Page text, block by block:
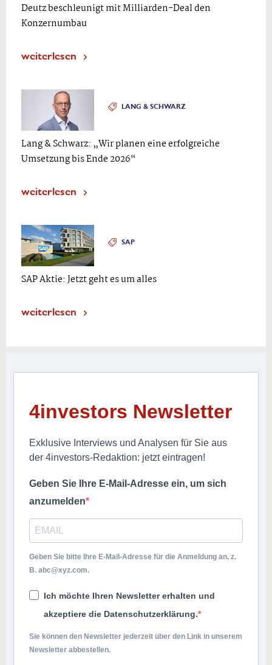
Deutz beschleunigt mit Milliarden-Deal den
Konzernumbau
weiterlesen
LANG & SCHWARZ
Lang & Schwarz: „Wir planen eine erfolgreiche
Umsetzung bis Ende 2026“
weiterlesen
SAP
SAP Aktie: Jetzt geht es um alles
weiterlesen
4investors Newsletter
Exklusive Interviews und Analysen für Sie aus
der 4investors-Redaktion: jetzt eintragen!
Geben Sie Ihre E-Mail-Adresse ein, um sich
anzumelden
Geben Sie bitte Ihre E-Mail-Adresse für die Anmeldung an, z.
B. abc@xyz.com.
Ich möchte Ihren Newsletter erhalten und
akzeptiere die Datenschutzerklärung.
Sie können den Newsletter jederzeit über den Link in unserem
Newsletter abbestellen.